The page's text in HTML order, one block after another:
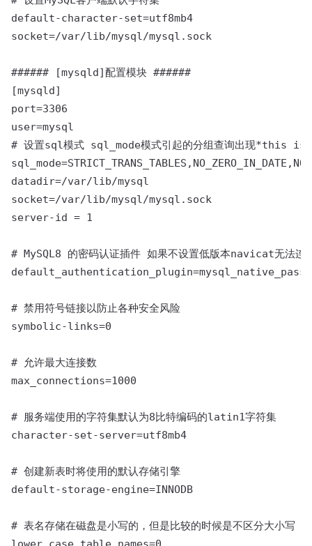
default-character-set=utf8mb4
socket=/var/lib/mysql/mysql.sock
###### [mysqld]配置模块 ######
[mysqld]
port=3306
user=mysql
# 设置sql模式 sql_mode模式引起的分组查询出现*this is
datadir=/var/lib/mysql
socket=/var/lib/mysql/mysql.sock
server-id = 1
# MySQL8 的密码认证插件 如果不设置低版本navicat无法连
# 禁用符号链接以防止各种安全风险
symbolic-links=0
# 允许最大连接数
max_connections=1000
# 服务端使用的字符集默认为8比特编码的latin1字符集
character-set-server=utf8mb4
# 创建新表时将使用的默认存储引擎
default-storage-engine=INNODB
# 表名存储在磁盘是小写的，但是比较的时候是不区分大小写